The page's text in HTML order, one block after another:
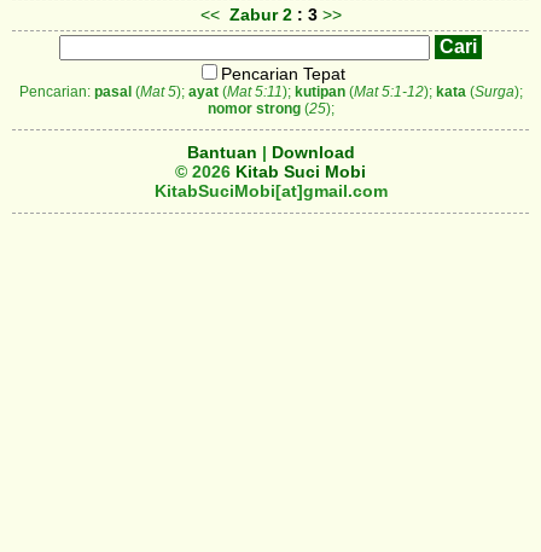
<< Zabur 2 : 3 >>
Pencarian Tepat
Pencarian: pasal(Mat 5); ayat(Mat 5:11); kutipan(Mat 5:1-12); kata (Surga);
nomor strong(25);
Bantuan | Download
© 2026 Kitab Suci Mobi
KitabSuciMobi[at]gmail.com